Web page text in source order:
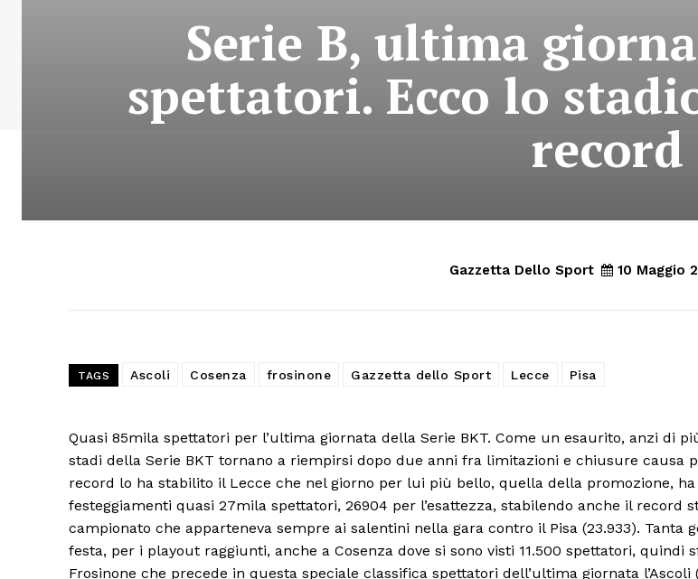
Serie B, ultima
spettatori. Ecco lo
record
Gazzetta Dello Sport 10 Maggio
TAGS Ascoli Cosenza frosinone Gazzetta dello Sport Lecce Pisa
Quasi 85mila spettatori per l’ultima giornata della Serie BKT. Come un esaurito, anzi di
stadi della Serie BKT tornano a riempirsi dopo due anni fra limitazioni e chiusure causa
record lo ha stabilito il Lecce che nel giorno per lui più bello, quella della promozione,
festeggiamenti quasi 27mila spettatori, 26904 per l’esattezza, stabilendo anche il record
campionato che apparteneva sempre ai salentini nella gara contro il Pisa (23.933). Tanta
festa, per i playout raggiunti, anche a Cosenza dove si sono visti 11.500 spettatori, quindi
Frosinone che precede in questa speciale classifica spettatori dell’ultima giornata l’Ascoli